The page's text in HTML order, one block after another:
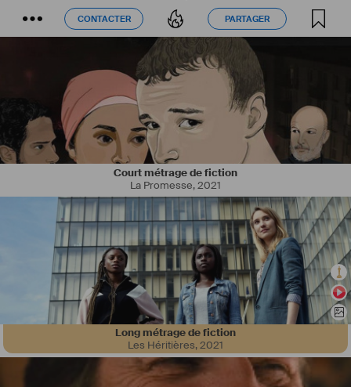
CONTACTER PARTAGER
CONTACTER PARTAGER
Court métrage de fiction
La Promesse,2021
Long métrage de fiction
Les Héritières,2021
À venir